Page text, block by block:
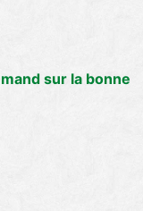
sur la bonne